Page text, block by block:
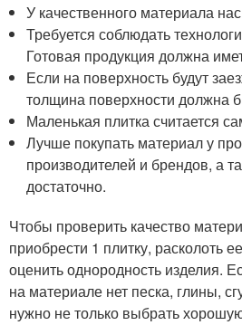
У качественного материала
Требуется соблюдать
Готовая продукция должна
Если на поверхность будут
толщина поверхности должна
Маленькая плитка считается
Лучше покупать материал у
производителей и брендов, а
достаточно.
Чтобы проверить качество
приобрести 1 плитку, расколоть
оценить однородность изделия.
на материале нет песка, глины,
нужно не только выбрать